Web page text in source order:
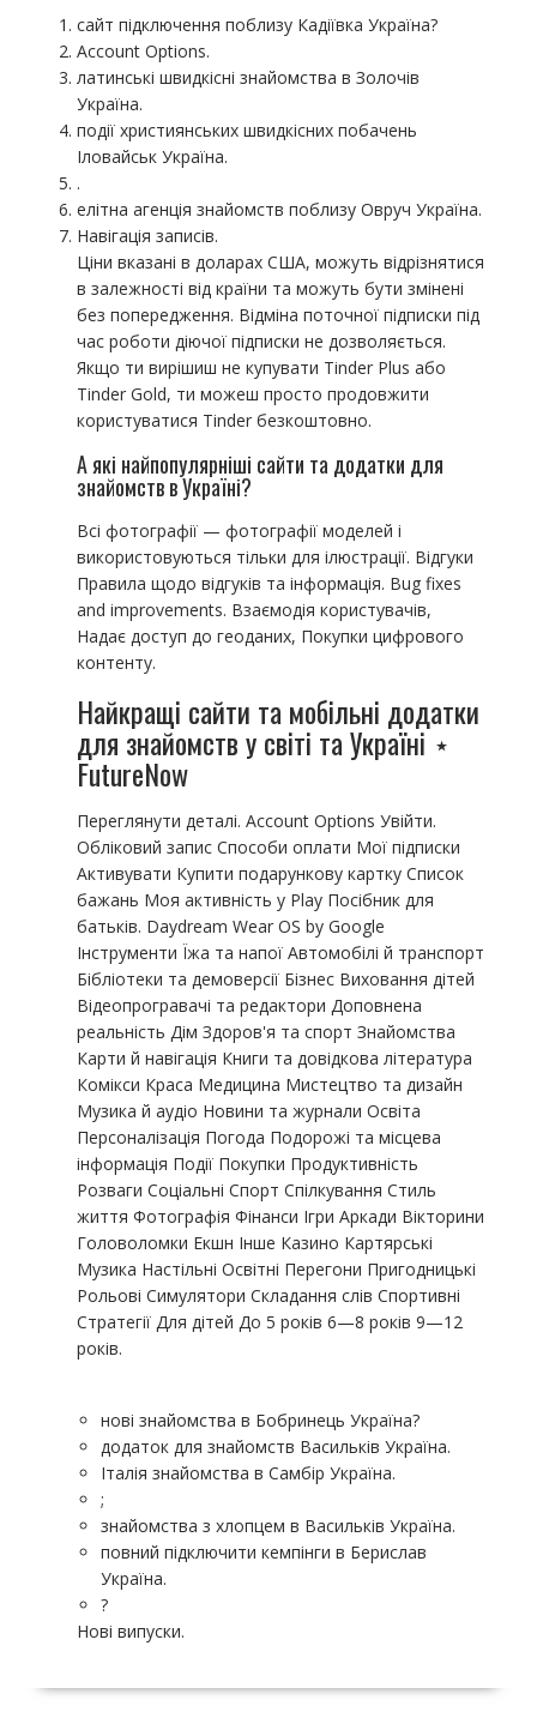
сайт підключення поблизу Кадіївка Україна?
Account Options.
латинські швидкісні знайомства в Золочів
Україна.
події християнських швидкісних побачень
Іловайськ Україна.
.
елітна агенція знайомств поблизу Овруч Україна.
Навігація записів.
Ціни вказані в доларах США, можуть відрізнятися
в залежності від країни та можуть бути змінені
без попередження. Відміна поточної підписки під
час роботи діючої підписки не дозволяється.
Якщо ти вирішиш не купувати Tinder Plus або
Tinder Gold, ти можеш просто продовжити
користуватися Tinder безкоштовно.
А які найпопулярніші сайти та додатки для
знайомств в Україні?
Всі фотографії — фотографії моделей і
використовуються тільки для ілюстрації. Відгуки
Правила щодо відгуків та інформація. Bug fixes
and improvements. Взаємодія користувачів,
Надає доступ до геоданих, Покупки цифрового
контенту.
Найкращі сайти та мобільні додатки
для знайомств у світі та Україні ⋆
FutureNow
Переглянути деталі. Account Options Увійти.
Обліковий запис Способи оплати Мої підписки
Активувати Купити подарункову картку Список
бажань Моя активність у Play Посібник для
батьків. Daydream Wear OS by Google
Інструменти Їжа та напої Автомобілі й транспорт
Бібліотеки та демоверсії Бізнес Виховання дітей
Відеопрогравачі та редактори Доповнена
реальність Дім Здоров'я та спорт Знайомства
Карти й навігація Книги та довідкова література
Комікси Краса Медицина Мистецтво та дизайн
Музика й аудіо Новини та журнали Освіта
Персоналізація Погода Подорожі та місцева
інформація Події Покупки Продуктивність
Розваги Соціальні Спорт Спілкування Стиль
життя Фотографія Фінанси Ігри Аркади Вікторини
Головоломки Екшн Інше Казино Картярські
Музика Настільні Освітні Перегони Пригодницькі
Рольові Симулятори Складання слів Спортивні
Стратегії Для дітей До 5 років 6—8 років 9—12
років.
нові знайомства в Бобринець Україна?
додаток для знайомств Васильків Україна.
Італія знайомства в Самбір Україна.
;
знайомства з хлопцем в Васильків Україна.
повний підключити кемпінги в Берислав
Україна.
?
Нові випуски.